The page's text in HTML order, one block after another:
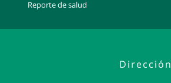
Reporte de salud
Dirección